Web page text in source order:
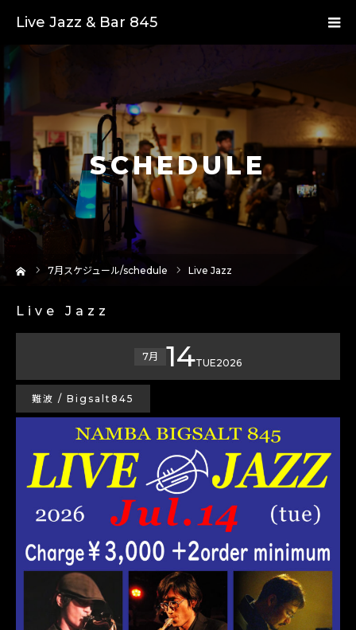
Live Jazz & Bar 845
SCHEDULE
7月スケジュール/schedule Live Jazz
Live Jazz
7月 14TUE2026
難波 / Bigsalt845